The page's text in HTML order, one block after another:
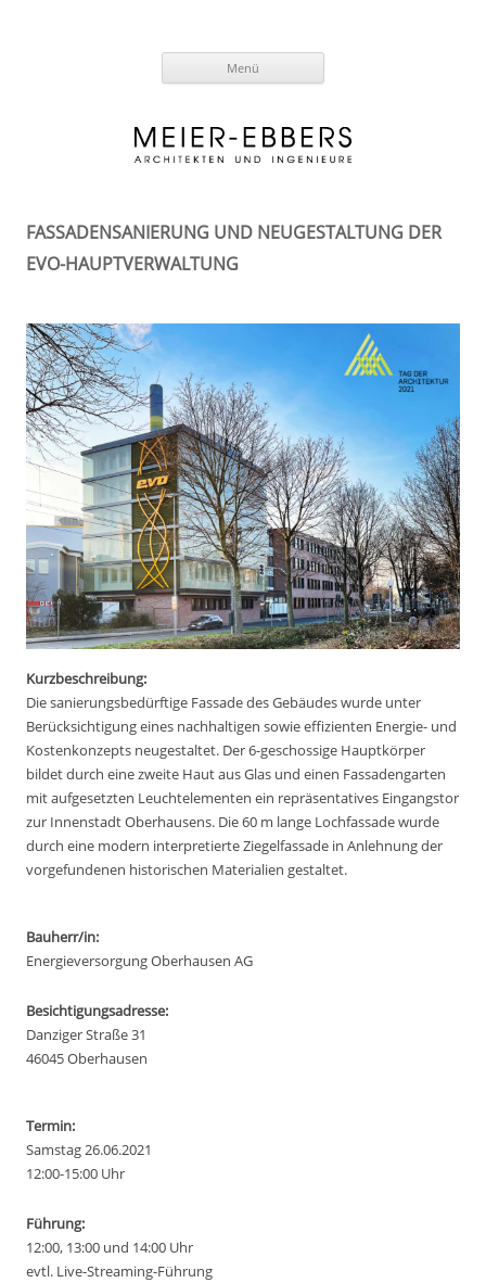
Menü
FASSADENSANIERUNG UND NEUGESTALTUNG DER
EVO-HAUPTVERWALTUNG
Kurzbeschreibung:
Die sanierungsbedürftige Fassade des Gebäudes wurde unter
Berücksichtigung eines nachhaltigen sowie effizienten Energie- und
Kostenkonzepts neugestaltet. Der 6-geschossige Hauptkörper
bildet durch eine zweite Haut aus Glas und einen Fassadengarten
mit aufgesetzten Leuchtelementen ein repräsentatives Eingangstor
zur Innenstadt Oberhausens. Die 60 m lange Lochfassade wurde
durch eine modern interpretierte Ziegelfassade in Anlehnung der
vorgefundenen historischen Materialien gestaltet.
Bauherr/in:
Energieversorgung Oberhausen AG
Besichtigungsadresse:
Danziger Straße 31
46045 Oberhausen
Termin:
Samstag 26.06.2021
12:00-15:00 Uhr
Führung:
12:00, 13:00 und 14:00 Uhr
evtl. Live-Streaming-Führung